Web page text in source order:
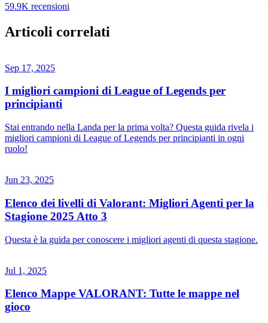
59.9K recensioni
Articoli correlati
Sep 17, 2025
I migliori campioni di League of Legends per
principianti
Stai entrando nella Landa per la prima volta? Questa guida rivela i
migliori campioni di League of Legends per principianti in ogni
ruolo!
Jun 23, 2025
Elenco dei livelli di Valorant: Migliori Agenti per la
Stagione 2025 Atto 3
Questa è la guida per conoscere i migliori agenti di questa stagione.
Jul 1, 2025
Elenco Mappe VALORANT: Tutte le mappe nel
gioco